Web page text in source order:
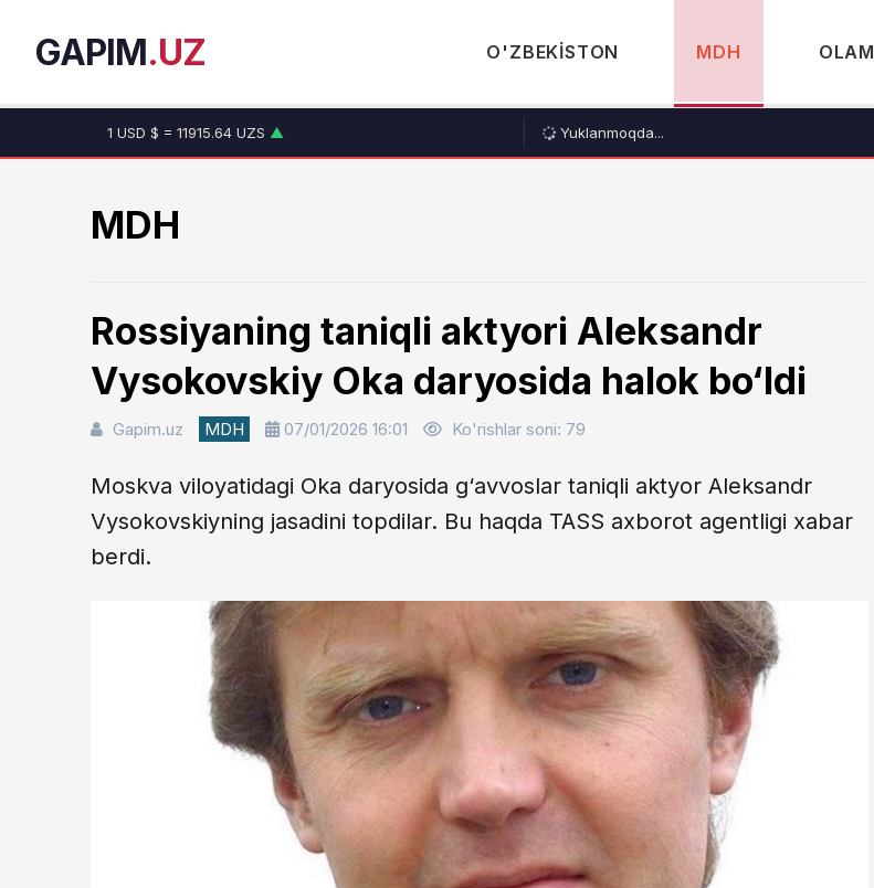
GAPIM.UZ O'ZBEKISTON MDH OLAM
1 USD $ = 11915.64 UZS ▲
Yuklanmoqda...
MDH
Rossiyaning taniqli aktyori Aleksandr
Vysokovskiy Oka daryosida halok bo‘ldi
Gapim.uz MDH 07/01/2026 16:01 Ko'rishlar soni: 79
Moskva viloyatidagi Oka daryosida g‘avvoslar taniqli aktyor Aleksandr
Vysokovskiyning jasadini topdilar. Bu haqda TASS axborot agentligi xabar
berdi.